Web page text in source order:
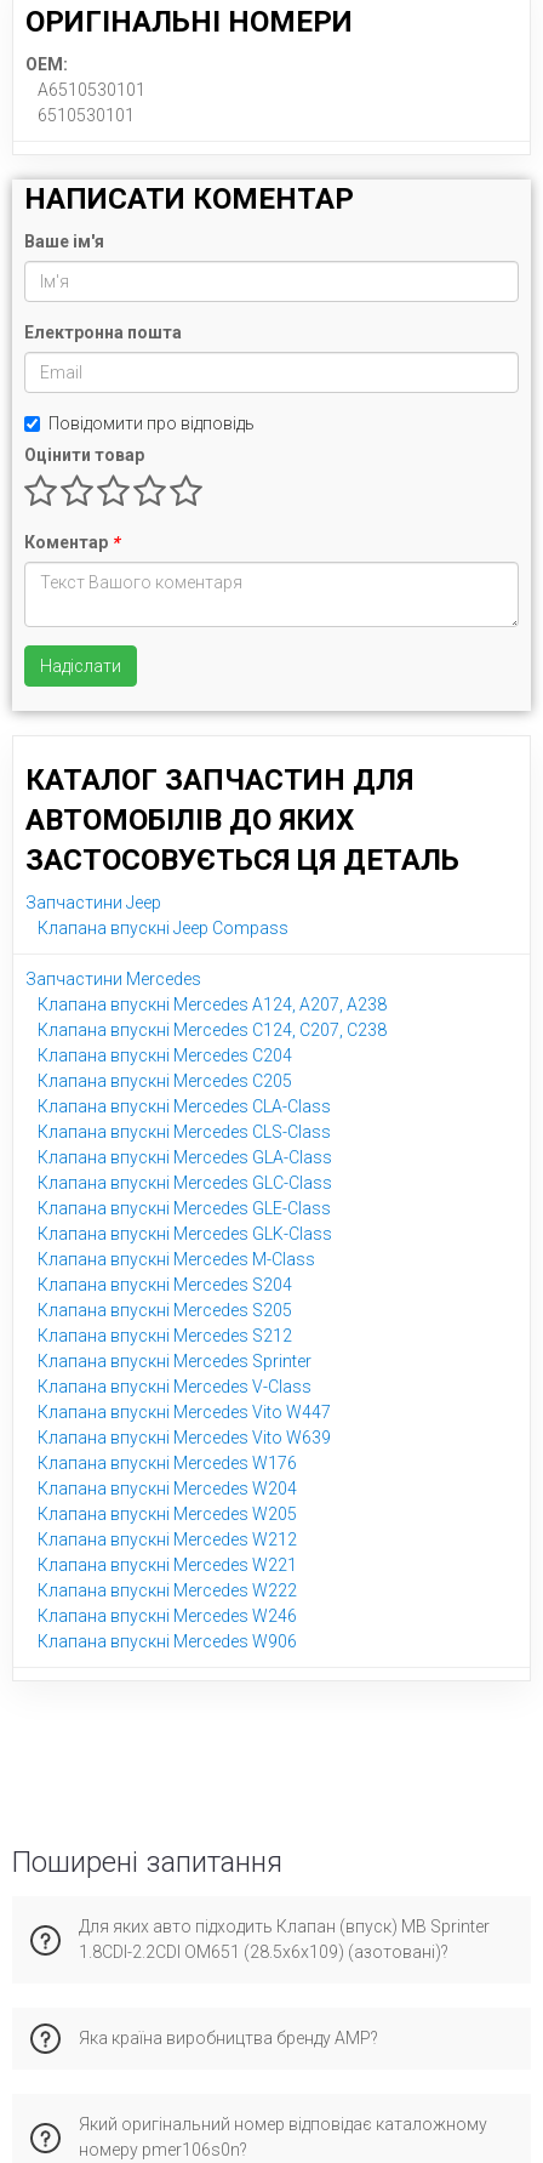
ОРИГІНАЛЬНІ НОМЕРИ
OEM:
A6510530101
6510530101
НАПИСАТИ КОМЕНТАР
Ваше ім'я
Електронна пошта
Повідомити про відповідь
Оцінити товар
Коментар *
Надіслати
КАТАЛОГ ЗАПЧАСТИН ДЛЯ
АВТОМОБІЛІВ ДО ЯКИХ
ЗАСТОСОВУЄТЬСЯ ЦЯ ДЕТАЛЬ
Запчастини Jeep
Клапана впускні Jeep Compass
Запчастини Mercedes
Клапана впускні Mercedes A124, A207, A238
Клапана впускні Mercedes C124, C207, C238
Клапана впускні Mercedes C204
Клапана впускні Mercedes C205
Клапана впускні Mercedes CLA-Class
Клапана впускні Mercedes CLS-Class
Клапана впускні Mercedes GLA-Class
Клапана впускні Mercedes GLC-Class
Клапана впускні Mercedes GLE-Class
Клапана впускні Mercedes GLK-Class
Клапана впускні Mercedes M-Class
Клапана впускні Mercedes S204
Клапана впускні Mercedes S205
Клапана впускні Mercedes S212
Клапана впускні Mercedes Sprinter
Клапана впускні Mercedes V-Class
Клапана впускні Mercedes Vito W447
Клапана впускні Mercedes Vito W639
Клапана впускні Mercedes W176
Клапана впускні Mercedes W204
Клапана впускні Mercedes W205
Клапана впускні Mercedes W212
Клапана впускні Mercedes W221
Клапана впускні Mercedes W222
Клапана впускні Mercedes W246
Клапана впускні Mercedes W906
Поширені запитання
Для яких авто підходить Клапан (впуск) MB Sprinter
1.8CDI-2.2CDI OM651 (28.5х6х109) (азотовані)?
Віто W639, Джип Компас, Мерседес W221, S204, W212,
установці.
Яка країна виробництва бренду AMP?
спеціалізується на сертифікованих запчастинах для
європейських автомобілів. Його обирають за надійну
Який оригінальний номер відповідає каталожному
номеру pmer106s0n?